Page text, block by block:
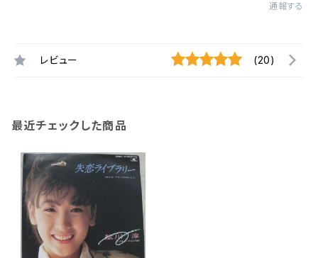
通報する
レビュー (20)
最近チェックした商品